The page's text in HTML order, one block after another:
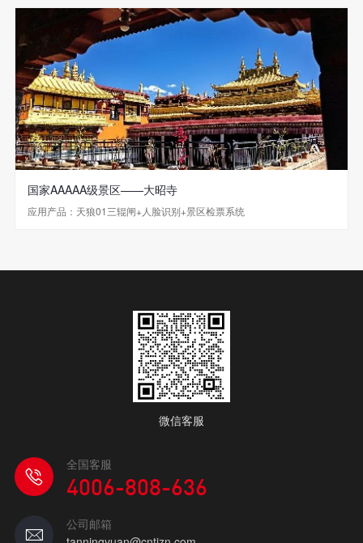
国家AAAAA级景区——大昭寺
应用产品：天狼01三辊闸+人脸识别+景区检票系统
微信客服
全国客服
4006-808-636
公司邮箱